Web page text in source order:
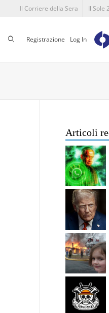
Il Corriere della Sera Il Sole
CercaRegistrazione Log In
Articoli